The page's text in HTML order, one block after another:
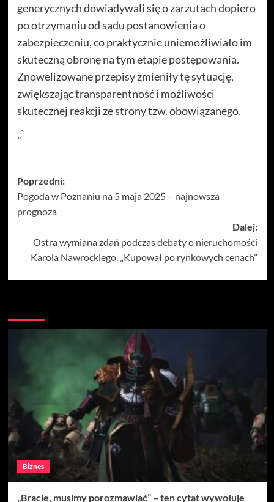
generycznych dowiadywali się o zarzutach dopiero
po otrzymaniu od sądu postanowienia o
zabezpieczeniu, co praktycznie uniemożliwiało im
skuteczną obronę na tym etapie postępowania.
Znowelizowane przepisy zmieniły tę sytuację,
zwiększając transparentność i możliwości
skutecznej reakcji ze strony tzw. obowiązanego.
„`
Zobacz
wpisy
Poprzedni:
Pogoda w Poznaniu na 5 maja 2025 – najnowsza
prognoza
Dalej:
Ostra wymiana zdań podczas debaty o nieruchomości
Karola Nawrockiego. „Kupował po rynkowych cenach”
Biznes
„Bracie, musimy porozmawiać” – ten cytat wywołuje